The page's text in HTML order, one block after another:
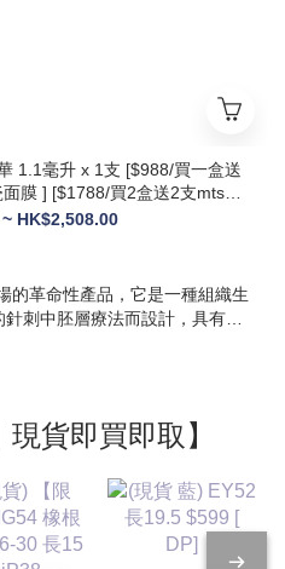
1.1毫升 x 1支 [$988/買一盒送
膜 ] [$1788/買2盒送2支mts儀
復面霜][ $2508/買3盒送3支mts
HK$2,508.00
的革命性產品，它是一種組織生
刺中胚層療法而設計，具有填
貨即買即取】